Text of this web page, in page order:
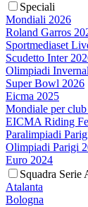
Speciali
Mondiali 2026
Roland Garros
Sportmediaset
Scudetto Inter
Olimpiadi
Super Bowl 2026
Eicma 2025
Mondiale per
EICMA Riding
Paralimpiadi
Olimpiadi Parigi
Euro 2024
Squadra Serie
Atalanta
Bologna